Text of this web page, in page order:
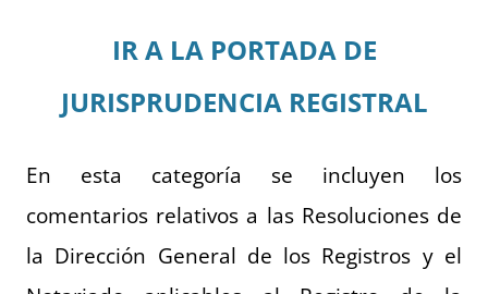
IR A LA PORTADA DE
JURISPRUDENCIA REGISTRAL
En esta categoría se incluyen los
comentarios relativos a las Resoluciones de
la Dirección General de los Registros y el